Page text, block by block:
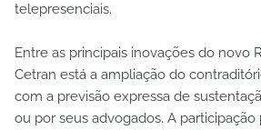
telepresenciais.
Entre as principais inovações do novo
Cetran está a ampliação do
com a previsão expressa de
ou por seus advogados. A